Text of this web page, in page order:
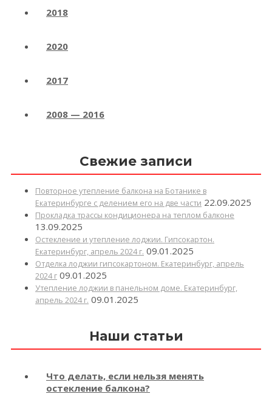
2018
2020
2017
2008 — 2016
Свежие записи
Повторное утепление балкона на Ботанике в
Екатеринбурге с делением его на две части 22.09.2025
Прокладка трассы кондиционера на теплом балконе
13.09.2025
Остекление и утепление лоджии. Гипсокартон.
Екатеринбург, апрель 2024 г. 09.01.2025
Отделка лоджии гипсокартоном. Екатеринбург, апрель
2024 г 09.01.2025
Утепление лоджии в панельном доме. Екатеринбург,
апрель 2024 г. 09.01.2025
Наши статьи
Что делать, если нельзя менять
остекление балкона?